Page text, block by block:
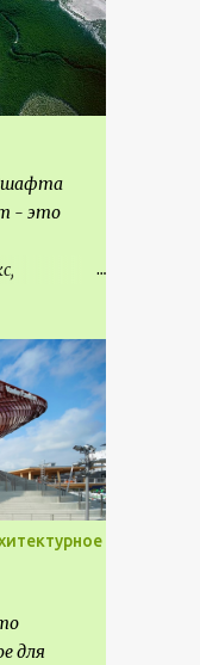
- это
для
и
для